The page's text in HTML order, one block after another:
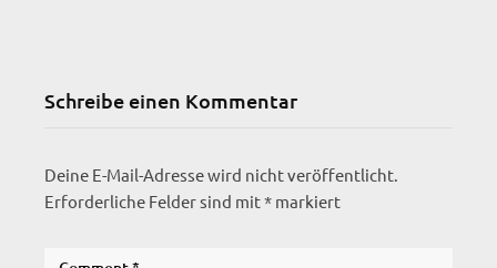
Schreibe einen Kommentar
Deine E-Mail-Adresse wird nicht veröffentlicht.
Erforderliche Felder sind mit* markiert